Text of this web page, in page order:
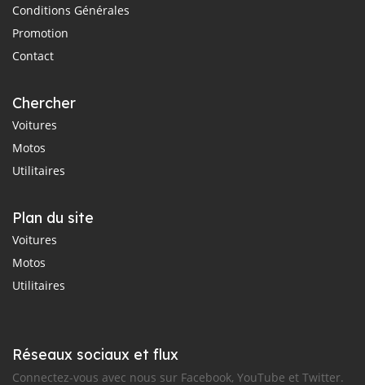
Conditions Générales
Promotion
Contact
Chercher
Voitures
Motos
Utilitaires
Plan du site
Voitures
Motos
Utilitaires
Réseaux sociaux et flux
Connectez-vous avec nous sur Facebook, YouTube et Twitter.